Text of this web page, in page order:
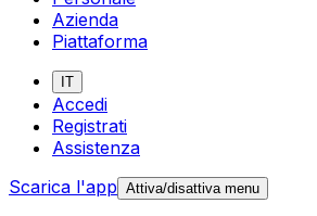
Azienda
Piattaforma
IT
Accedi
Registrati
Assistenza
Scarica l'app Attiva/disattiva menu